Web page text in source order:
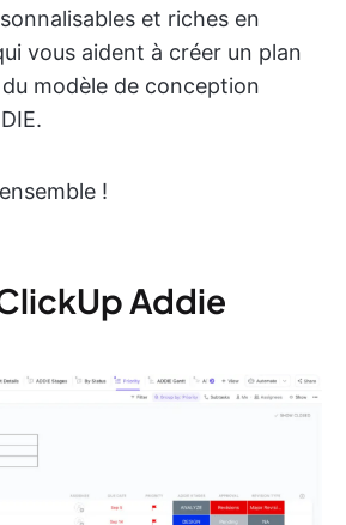
et riches en
vous aident à créer un plan
modèle de conception
!
Addie